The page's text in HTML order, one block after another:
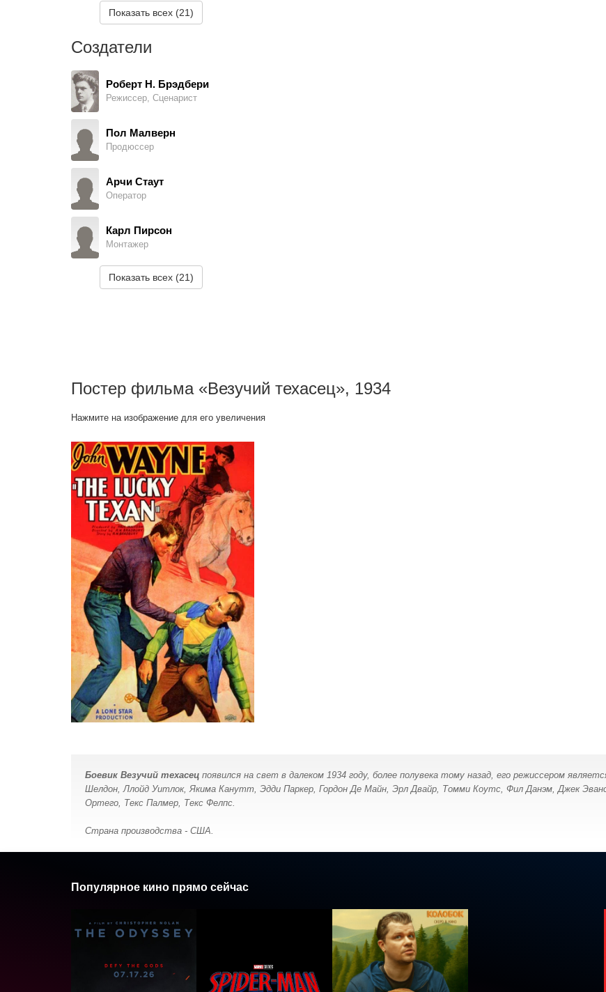
Джек Эванс
Филип Киффер
Julie Kingdon
Джордж Морелл
Арти Ортего
Текс Палмер
Хэл Тальяферро
Уолли Хоу
Townsman with News, в титрах не указан
Джордж ’Габби’ Хейс
Jake Benson (в титрах: George Hayes)
Джон Уэйн
Jerry Mason
Джон Инс
Townsman, в титрах не указан
Показать всех (21)
Создатели
Роберт Н. Брэдбери
Режиссер, Сценарист
Пол Малверн
Продюссер
Арчи Стаут
Оператор
Карл Пирсон
Монтажер
Показать всех (21)
Постер фильма «Везучий техасец», 1934
Нажмите на изображение для его увеличения
Боевик Везучий техасец появился на свет в далеком 1934 году, более полувека тому назад, его режиссером
Шелдон, Ллойд Уитлок, Якима Канутт, Эдди Паркер, Гордон Де Майн, Эрл Двайр, Томми Коутс, Фил Данэм, Джек
Ортего, Текс Палмер, Текс Фелпс.
Страна производства - США.
Популярное кино прямо сейчас